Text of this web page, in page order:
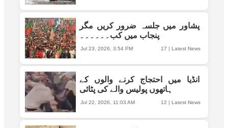
پشاور میں جلسہ ضرور کریں مگر
پنجاب میں کب۔۔۔۔۔۔
17 | Latest News
Jul 23, 2026, 3:54 PM
انڈیا میں احتجاج کرنے والوں کے
ہاتھوں پولیس والے کی پٹائی
12 | Latest News
Jul 22, 2026, 11:03 AM